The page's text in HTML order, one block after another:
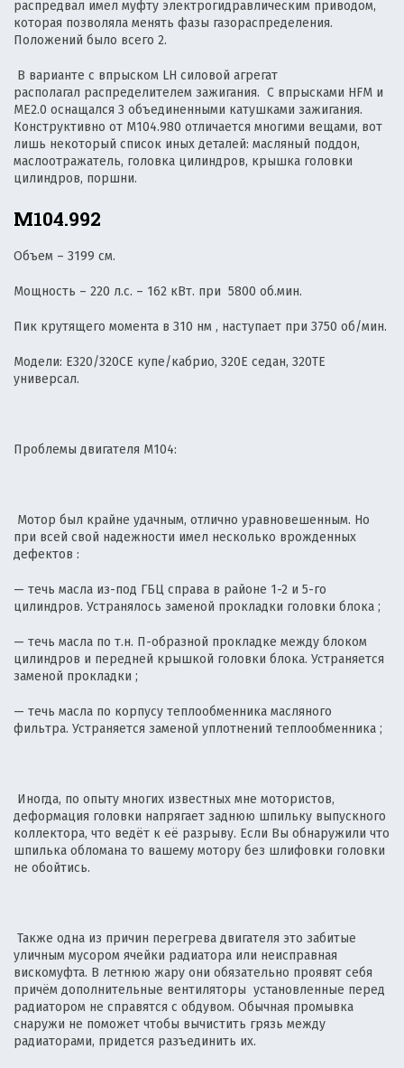
распредвал имел муфту электрогидравлическим приводом,
которая позволяла менять фазы газораспределения.
Положений было всего 2.
В варианте с впрыском LH силовой агрегат
располагал распределителем зажигания. С впрысками HFM и
ME2.0 оснащался 3 объединенными катушками зажигания.
Конструктивно от М104.980 отличается многими вещами, вот
лишь некоторый список иных деталей: масляный поддон,
маслоотражатель, головка цилиндров, крышка головки
цилиндров, поршни.
M104.992
Объем – 3199 см.
Мощность – 220 л.с. – 162 кВт. при 5800 об.мин.
Пик крутящего момента в 310 нм , наступает при 3750 об/мин.
Модели: E320/320CE купе/кабрио, 320E седан, 320TE
универсал.
Проблемы двигателя М104:
Мотор был крайне удачным, отлично уравновешенным. Но
при всей свой надежности имел несколько врожденных
дефектов :
— течь масла из-под ГБЦ справа в районе 1-2 и 5-го
цилиндров. Устранялось заменой прокладки головки блока ;
— течь масла по т.н. П-образной прокладке между блоком
цилиндров и передней крышкой головки блока. Устраняется
заменой прокладки ;
— течь масла по корпусу теплообменника масляного
фильтра. Устраняется заменой уплотнений теплообменника ;
Иногда, по опыту многих известных мне мотористов,
деформация головки напрягает заднюю шпильку выпускного
коллектора, что ведёт к её разрыву. Если Вы обнаружили что
шпилька обломана то вашему мотору без шлифовки головки
не обойтись.
Также одна из причин перегрева двигателя это забитые
уличным мусором ячейки радиатора или неисправная
вискомуфта. В летнюю жару они обязательно проявят себя
причём дополнительные вентиляторы установленные перед
радиатором не справятся с обдувом. Обычная промывка
снаружи не поможет чтобы вычистить грязь между
радиаторами, придется разъединить их.